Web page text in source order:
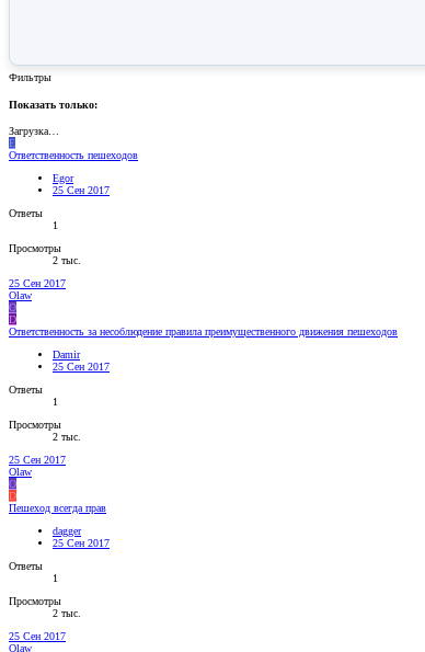
Фильтры
Показать только:
Загрузка…
E
Ответственность пешеходов
Egor
25 Сен 2017
Ответы
1
Просмотры
2 тыс.
25 Сен 2017
Olaw
O
D
Ответственность за несоблюдение правила преимущественного движения пешеходов
Damir
25 Сен 2017
Ответы
1
Просмотры
2 тыс.
25 Сен 2017
Olaw
O
D
Пешеход всегда прав
dagger
25 Сен 2017
Ответы
1
Просмотры
2 тыс.
25 Сен 2017
Olaw